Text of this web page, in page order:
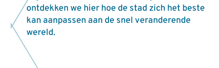
ontdekken we hier hoe de stad zich het beste
kan aanpassen aan de snel veranderende
wereld.